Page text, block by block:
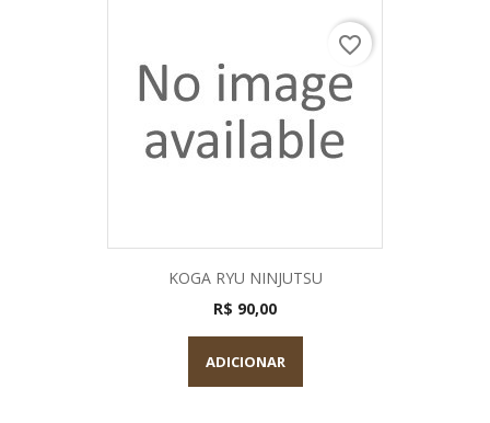
KOGA RYU NINJUTSU
R$ 90,00
ADICIONAR
favorite_border